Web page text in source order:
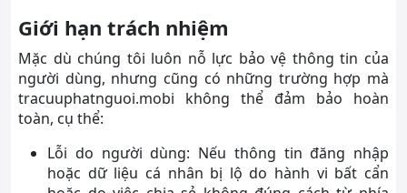
Giới hạn trách nhiệm
Mặc dù chúng tôi luôn nỗ lực bảo vệ thông tin của
người dùng, nhưng cũng có những trường hợp mà
tracuuphatnguoi.mobi không thể đảm bảo hoàn
toàn, cụ thể:
Lỗi do người dùng: Nếu thông tin đăng nhập
hoặc dữ liệu cá nhân bị lộ do hành vi bất cẩn